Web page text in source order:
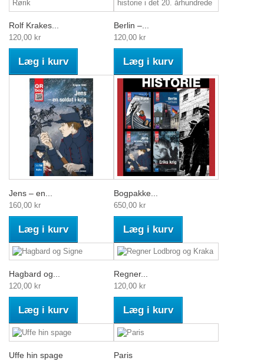
Rolf Krakes...
120,00 kr
Læg i kurv
Berlin –...
120,00 kr
Læg i kurv
Jens – en...
160,00 kr
Læg i kurv
Bogpakke...
650,00 kr
Læg i kurv
Hagbard og...
120,00 kr
Læg i kurv
Regner...
120,00 kr
Læg i kurv
Uffe hin spage Paris